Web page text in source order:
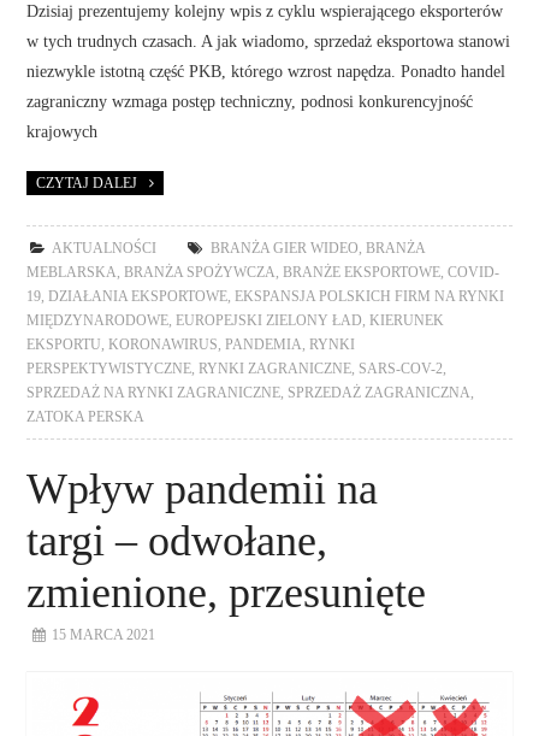
Dzisiaj prezentujemy kolejny wpis z cyklu wspierającego eksporterów
w tych trudnych czasach. A jak wiadomo, sprzedaż eksportowa stanowi
niezwykle istotną część PKB, którego wzrost napędza. Ponadto handel
zagraniczny wzmaga postęp techniczny, podnosi konkurencyjność
krajowych
CZYTAJ DALEJ
AKTUALNOŚCI BRANŻA GIER WIDEO
BRANŻA
MEBLARSKA
BRANŻA SPOŻYWCZA BRANŻE EKSPORTOWE ,COVID-
19
DZIAŁANIA EKSPORTOWE
EKSPANSJA POLSKICH FIRM NA RYNKI
MIĘDZYNARODOWE
EUROPEJSKI ZIELONY ŁAD
KIERUNEK
EKSPORTU
KORONAWIRUS PANDEMIA
RYNKI
PERSPEKTYWISTYCZNE
RYNKI ZAGRANICZNE SARS-COV-2
SPRZEDAŻ NA RYNKI ZAGRANICZNE SPRZEDAŻ ZAGRANICZNA
ZATOKA PERSKA
Wpływ pandemii na
targi – odwołane,
zmienione, przesunięte
15 MARCA 2021